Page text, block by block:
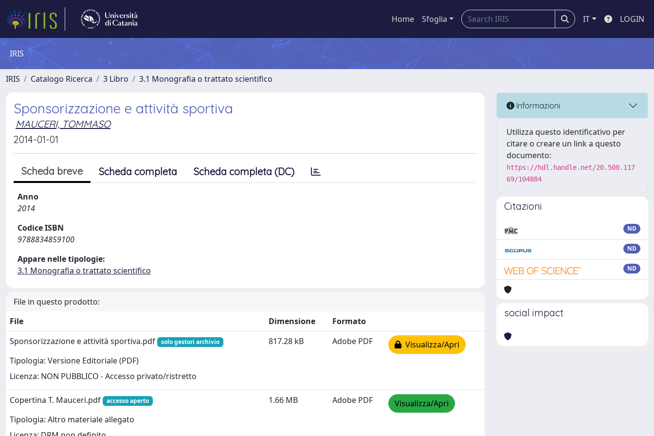
Home Sfoglia IT LOGIN
IRIS
IRIS Catalogo Ricerca 3 Libro 3.1 Monografia o trattato scientifico
Sponsorizzazione e attività sportiva
MAUCERI, TOMMASO
2014-01-01
Scheda breve Scheda completa Scheda completa (DC)
Anno
2014
Codice ISBN
9788834859100
Appare nelle tipologie:
3.1 Monografia o trattato scientifico
File in questo prodotto:
File
Dimensione
Formato
Sponsorizzazione e attività sportiva.pdf
solo gestori archivio
Tipologia: Versione Editoriale (PDF)
Licenza: NON PUBBLICO - Accesso privato/ristretto
817.28 kB Adobe PDF Visualizza/Apri
Copertina T. Mauceri.pdf accesso aperto
Tipologia: Altro materiale allegato
1.66 MB Adobe PDF Visualizza/Apri
Informazioni
Utilizza questo identificativo per
citare o creare un link a questo
documento:
https://hdl.handle.net/20.500.117
69/104884
Citazioni
ND
ND
ND
social impact